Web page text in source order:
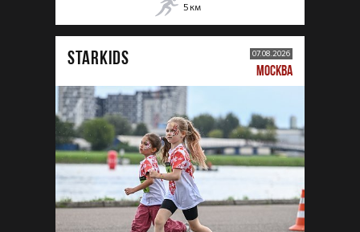
5 км
STARKIDS 07.08.2026
МОСКВА